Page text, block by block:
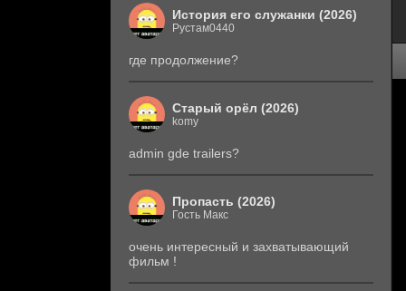
История его служанки (2026)
Рустам0440
где продолжение?
Старый орёл (2026)
komy
admin gde trailers?
Пропасть (2026)
Гость Макс
очень интересный и захватывающий
фильм !